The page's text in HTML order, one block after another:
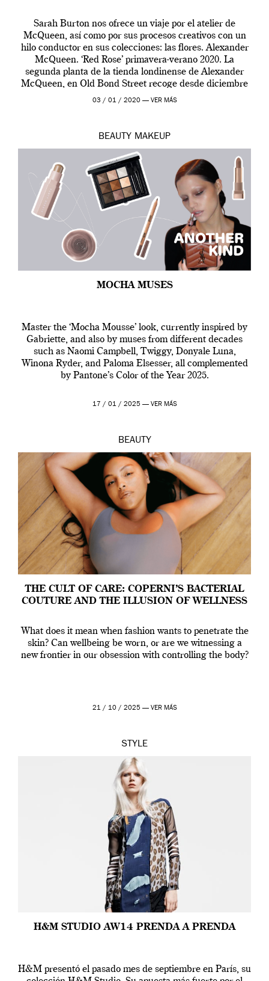
Sarah Burton nos ofrece un viaje por el atelier de
McQueen, así como por sus procesos creativos con un
hilo conductor en sus colecciones: las flores. Alexander
McQueen. ‘Red Rose’ primavera-verano 2020. La
segunda planta de la tienda londinense de Alexander
McQueen, en Old Bond Street recoge desde diciembre
de 2019 hasta final de abril […]
03 / 01 / 2020 — VER MÁS
BEAUTY MAKEUP
MOCHA MUSES
Master the ‘Mocha Mousse’ look, currently inspired by
Gabriette, and also by muses from different decades
such as Naomi Campbell, Twiggy, Donyale Luna,
Winona Ryder, and Paloma Elsesser, all complemented
by Pantone’s Color of the Year 2025.
17 / 01 / 2025 — VER MÁS
BEAUTY
THE CULT OF CARE: COPERNI’S BACTERIAL
COUTURE AND THE ILLUSION OF WELLNESS
What does it mean when fashion wants to penetrate the
skin? Can wellbeing be worn, or are we witnessing a
new frontier in our obsession with controlling the body?
21 / 10 / 2025 — VER MÁS
STYLE
H&M STUDIO AW14 PRENDA A PRENDA
H&M presentó el pasado mes de septiembre en París, su